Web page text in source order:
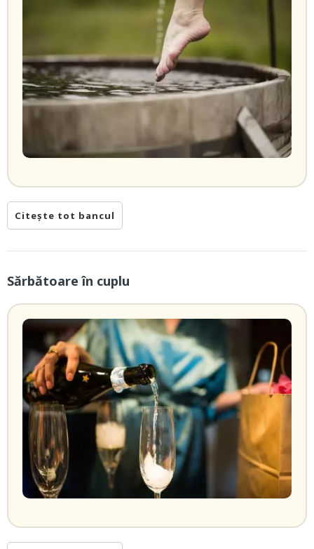
Citește tot bancul
Sărbătoare în cuplu